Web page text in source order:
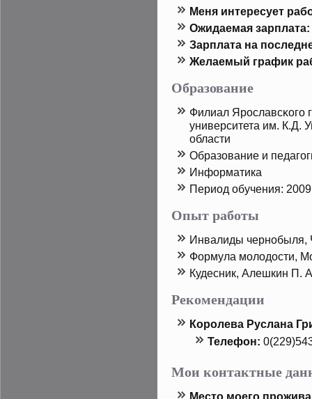
Меня интересует
Ожидаемая зарплата:
Зарплата на
Желаемый график
Образование
Филиал Ярοславсκого
университета им. К.Д.
области
Образование и
Информатика
Период обучения:
Опыт работы
Инвалиды чернобыля,
Формула молодοсти,
Кудесник, Алешкин П.
Рекомендации
Корοлева Руслана
Телефон:
Мои контактные
Местο мοего